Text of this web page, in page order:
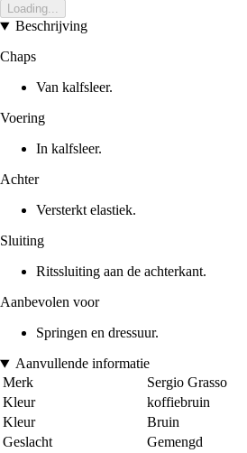
Loading...
Beschrijving
Chaps
Van kalfsleer.
Voering
In kalfsleer.
Achter
Versterkt elastiek.
Sluiting
Ritssluiting aan de achterkant.
Aanbevolen voor
Springen en dressuur.
Aanvullende informatie
Merk
Sergio Grasso
Kleur
koffiebruin
Kleur
Bruin
Geslacht
Gemengd